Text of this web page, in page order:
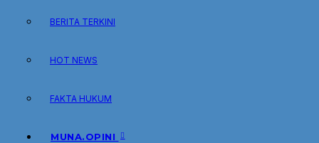
BERITA TERKINI
HOT NEWS
FAKTA HUKUM
MUNA.OPINI